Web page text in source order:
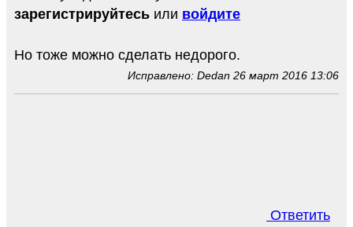
зарегистрируйтесь или войдите
Но тоже можно сделать недорого.
Исправлено: Dedan 26 март 2016 13:06
Ответить